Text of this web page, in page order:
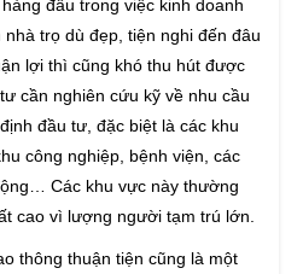
đầu trong việc kinh doanh
trọ dù đẹp, tiện nghi đến đâu
lợi thì cũng khó thu hút được
cần nghiên cứu kỹ về nhu cầu
đầu tư, đặc biệt là các khu
công nghiệp, bệnh viện, các
Các khu vực này thường
cao vì lượng người tạm trú lớn.
thông thuận tiện cũng là một